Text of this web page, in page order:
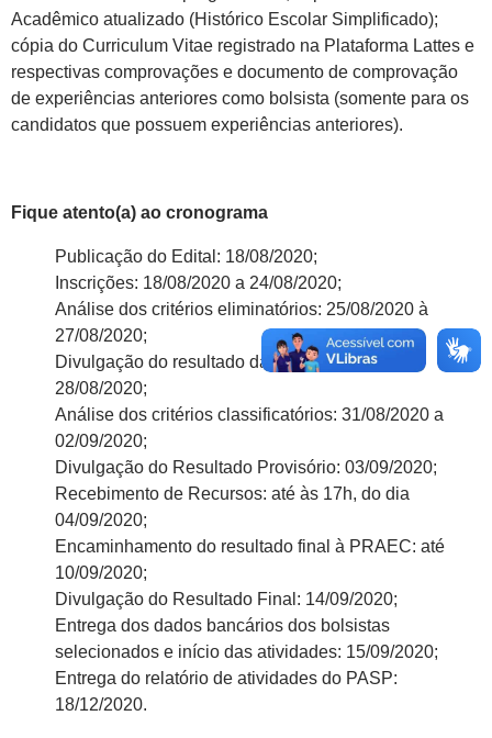
Acadêmico atualizado (Histórico Escolar Simplificado);
cópia do Curriculum Vitae registrado na Plataforma Lattes e
respectivas comprovações e documento de comprovação
de experiências anteriores como bolsista (somente para os
candidatos que possuem experiências anteriores).
Fique atento(a) ao cronograma
Publicação do Edital: 18/08/2020;
Inscrições: 18/08/2020 a 24/08/2020;
Análise dos critérios eliminatórios: 25/08/2020 à
27/08/2020;
Divulgação do resultado da fase eliminatória:
28/08/2020;
Análise dos critérios classificatórios: 31/08/2020 a
02/09/2020;
Divulgação do Resultado Provisório: 03/09/2020;
Recebimento de Recursos: até às 17h, do dia
04/09/2020;
Encaminhamento do resultado final à PRAEC: até
10/09/2020;
Divulgação do Resultado Final: 14/09/2020;
Entrega dos dados bancários dos bolsistas
selecionados e início das atividades: 15/09/2020;
Entrega do relatório de atividades do PASP:
18/12/2020.